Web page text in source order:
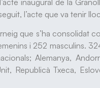
l’acte que va tenir
que s’ha consolidat
i 252 masculins.
Alemanya,
Republicà Txeca,